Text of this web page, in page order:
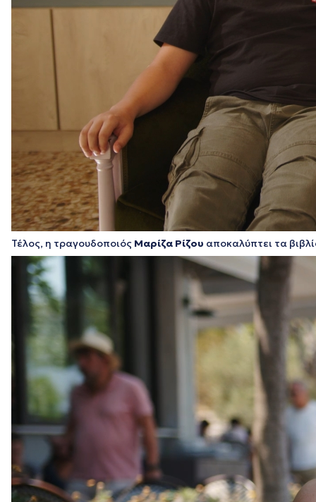
Τέλος, η τραγουδοποιός Μαρίζα Ρίζου αποκαλύπτει τα